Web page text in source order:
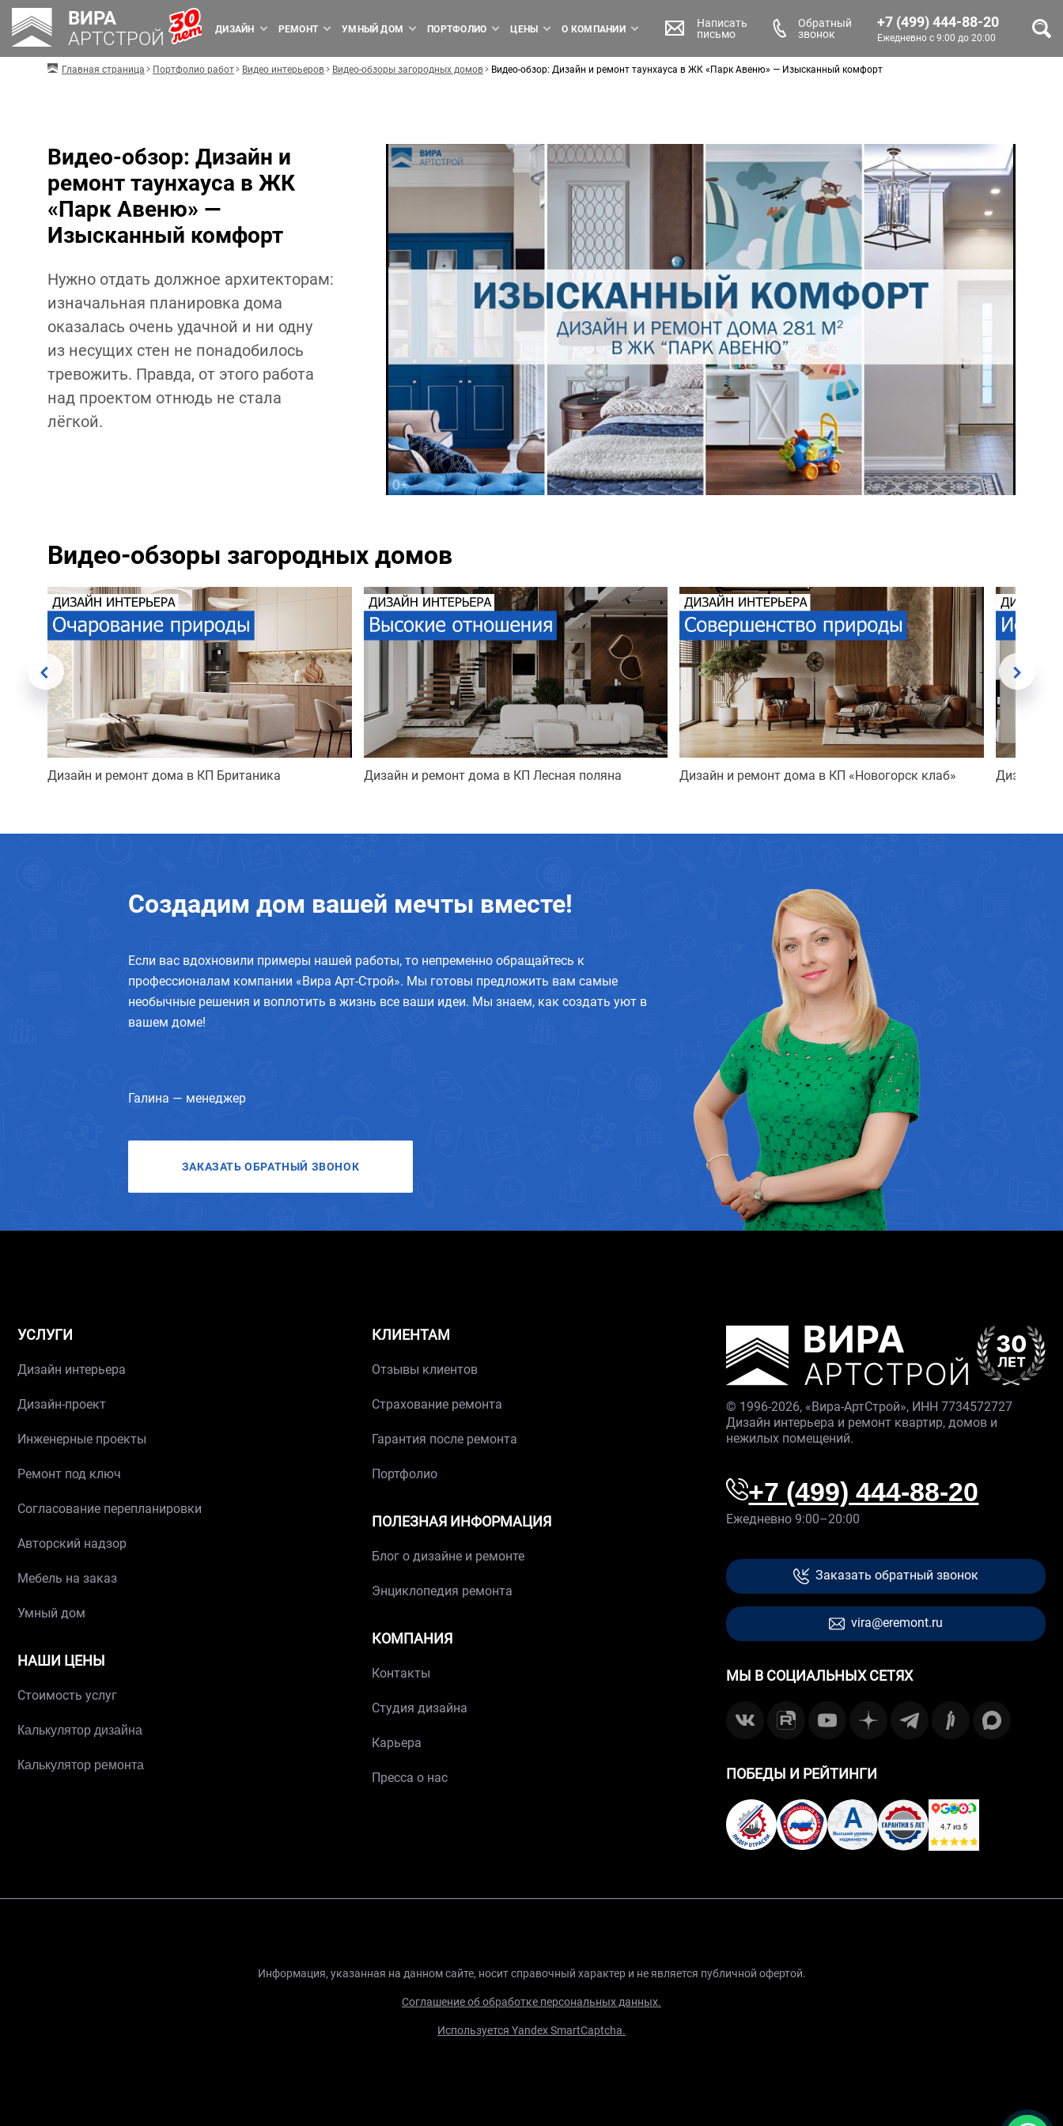
ВИРА
АРТСТРОЙ
ДИЗАЙН РЕМОНТ УМНЫЙ ДОМ ПОРТФОЛИО ЦЕНЫ О КОМПАНИИ
Написать
письмо
Обратный
звонок
+7 (499) 444-88-20
Ежедневно с 9:00 до 20:00
Главная страница Портфолио работ Видео интерьеров Видео-обзоры загородных домов Видео-обзор: Дизайн и ремонт таунхауса в ЖК «Парк Авеню» — Изысканный комфорт
Видео-обзор: Дизайн и
ремонт таунхауса в ЖК
«Парк Авеню» —
Изысканный комфорт
Нужно отдать должное архитекторам:
изначальная планировка дома
оказалась очень удачной и ни одну
из несущих стен не понадобилось
тревожить. Правда, от этого работа
над проектом отнюдь не стала
лёгкой.
Видео-обзоры загородных домов
Дизайн и ремонт дома в КП Британика Дизайн и ремонт дома в КП Лесная поляна Дизайн и ремонт дома в КП «Новогорск клаб» Дизайн и
Создадим дом вашей мечты вместе!
Если вас вдохновили примеры нашей работы, то непременно обращайтесь к
профессионалам компании «Вира Арт-Строй». Мы готовы предложить вам самые
необычные решения и воплотить в жизнь все ваши идеи. Мы знаем, как создать уют в
вашем доме!
ЗАКАЗАТЬ ОБРАТНЫЙ ЗВОНОК
Галина — менеджер
УСЛУГИ
Дизайн интерьера
Дизайн-проект
Инженерные проекты
Ремонт под ключ
Согласование перепланировки
Авторский надзор
Мебель на заказ
Умный дом
НАШИ ЦЕНЫ
Стоимость услуг
Калькулятор дизайна
Калькулятор ремонта
КЛИЕНТАМ
Отзывы клиентов
Страхование ремонта
Гарантия после ремонта
Портфолио
ПОЛЕЗНАЯ ИНФОРМАЦИЯ
Блог о дизайне и ремонте
Энциклопедия ремонта
КОМПАНИЯ
Контакты
Студия дизайна
Карьера
Пресса о нас
© 1996-2026, «Вира-АртСтрой», ИНН 7734572727
Дизайн интерьера и ремонт квартир, домов и
нежилых помещений.
+7 (499) 444-88-20
Ежедневно 9:00–20:00
Заказать обратный звонок
vira@eremont.ru
МЫ В СОЦИАЛЬНЫХ СЕТЯХ
ПОБЕДЫ И РЕЙТИНГИ
Информация, указанная на данном сайте, носит справочный характер и не является публичной офертой.
Соглашение об обработке персональных данных.
Используется Yandex SmartCaptcha.